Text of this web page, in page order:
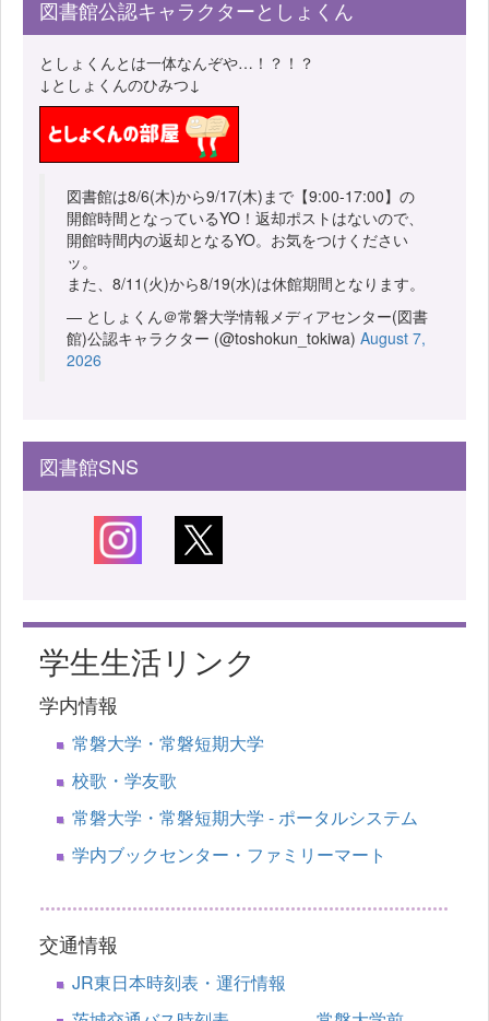
図書館公認キャラクターとしょくん
としょくんとは一体なんぞや…！？！？
↓としょくんのひみつ↓
図書館は8/6(木)から9/17(木)まで【9:00-17:00】の
開館時間となっているYO！返却ポストはないので、
開館時間内の返却となるYO。お気をつけください
ッ。
また、8/11(火)から8/19(水)は休館期間となります。
— としょくん＠常磐大学情報メディアセンター(図書
館)公認キャラクター (@toshokun_tokiwa) August 7,
2026
図書館SNS
学生生活リンク
学内情報
常磐大学・常磐短期大学
校歌・学友歌
常磐大学・常磐短期大学 - ポータルシステム
学内ブックセンター・ファミリーマート
交通情報
JR東日本時刻表・運行情報